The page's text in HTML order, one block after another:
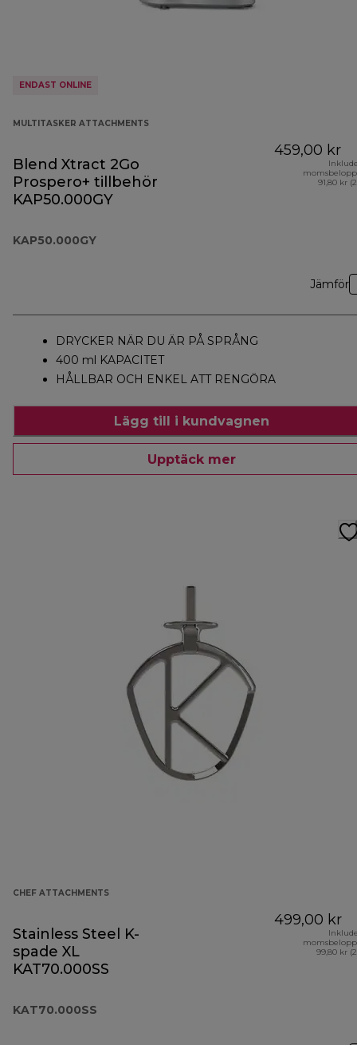
ENDAST ONLINE
MULTITASKER ATTACHMENTS
Blend Xtract 2Go
Prospero+ tillbehör
KAP50.000GY
KAP50.000GY
459,00 kr
91,80 kr
Jämför
DRYCKER NÄR DU ÄR PÅ SPRÅNG
400 ml KAPACITET
HÅLLBAR OCH ENKEL ATT RENGÖRA
Lägg till i kundvagnen
Upptäck mer
CHEF ATTACHMENTS
Stainless Steel K-
spade XL
KAT70.000SS
KAT70.000SS
499,00 kr
99,80 kr